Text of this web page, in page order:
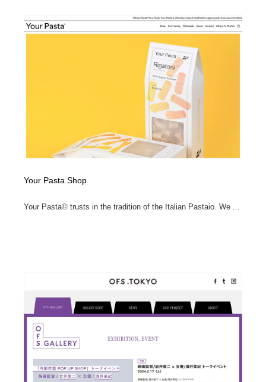
Your Pasta Shop
Your Pasta© trusts in the tradition of the Italian Pastaio. We ...